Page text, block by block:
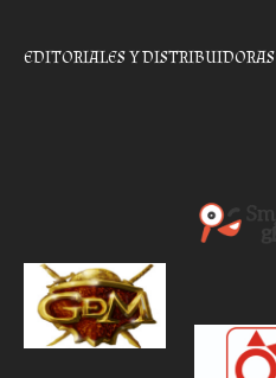
EDITORIALES Y DISTRIBUIDORAS